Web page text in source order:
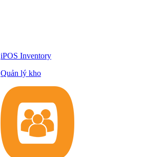
iPOS Inventory
Quản lý kho